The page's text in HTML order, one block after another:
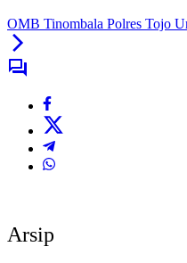
OMB Tinombala Polres Tojo
Arsip